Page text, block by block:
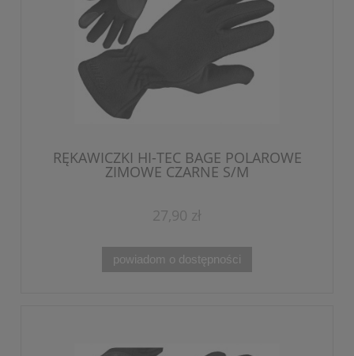
RĘKAWICZKI HI-TEC BAGE POLAROWE
ZIMOWE CZARNE S/M
27,90 zł
powiadom o dostępności